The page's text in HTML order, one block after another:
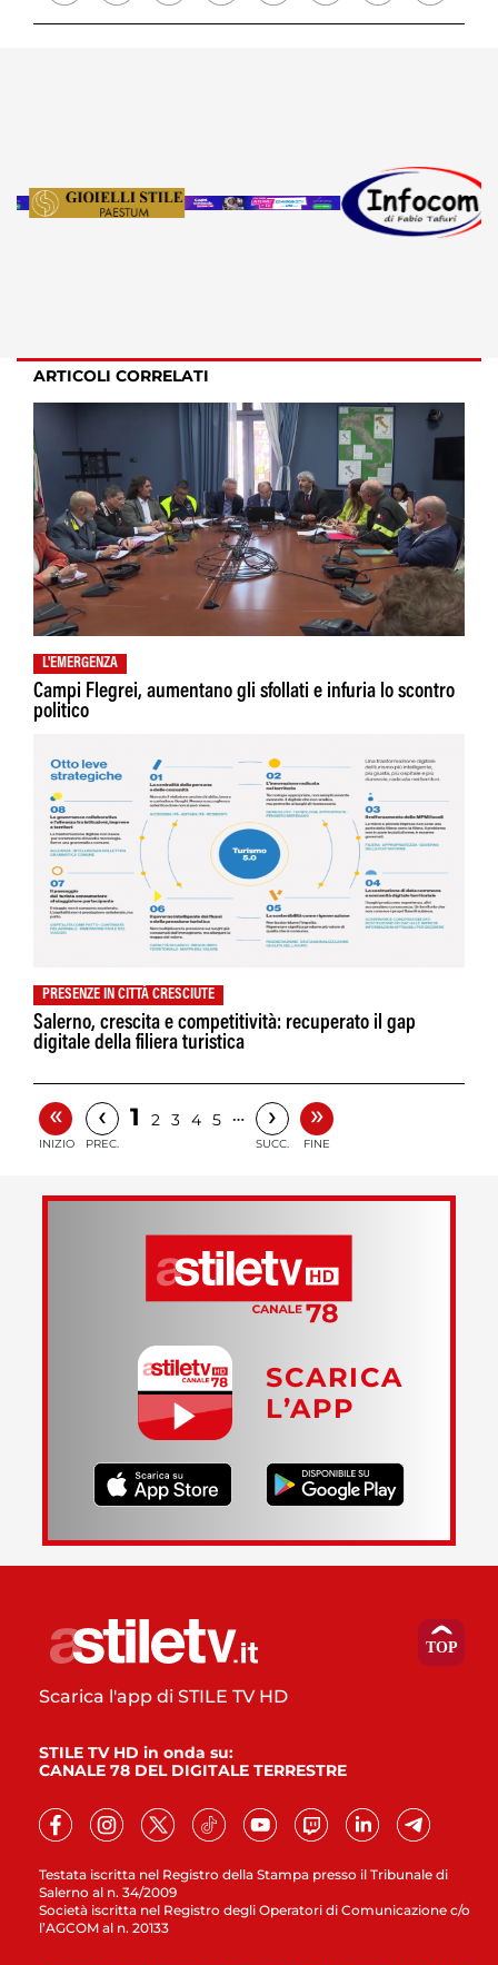
ARTICOLI CORRELATI
L'EMERGENZA
Campi Flegrei, aumentano gli sfollati e infuria lo scontro
politico
PRESENZE IN CITTÀ CRESCIUTE
Salerno, crescita e competitività: recuperato il gap
digitale della filiera turistica
«
INIZIO
‹
PREC.
1 2 3 4 5 … ›
SUCC.
»
FINE
SCARICA
L’APP
Testata iscritta nel Registro della Stampa presso il Tribunale di
Salerno al n. 34/2009
Società iscritta nel Registro degli Operatori di Comunicazione c/o
l’AGCOM al n. 20133
Scarica l'app di STILE TV HD
STILE TV HD in onda su:
CANALE 78 DEL DIGITALE TERRESTRE